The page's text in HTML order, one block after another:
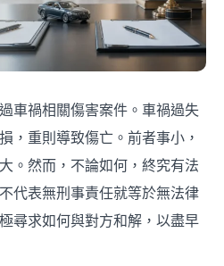
車禍相關傷害案件。車禍過失
，重則導致傷亡。前者事小，
。然而，不論如何，終究有法
代表無刑事責任就等於無法律
尋求如何與對方和解，以盡早